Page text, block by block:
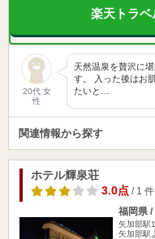
楽天トラベ
20代 女
性
天然温泉を贅沢に
す。 入った後はお
たいと…
関連情報から探す
ホテル輝泉荘
3.0点/ 1 件
福岡県
矢加部駅
矢加部駅